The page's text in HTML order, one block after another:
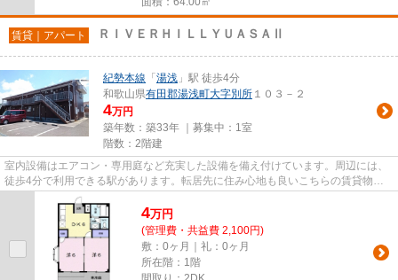
賃貸｜アパート ＲＩＶＥＲＨＩＬＬＹＵＡＳＡⅡ
紀勢本線 「 湯浅 」駅 徒歩4分
和歌山県有田郡湯浅町大字別所 １０３－２
4万円
築年数：築33年 ｜募集中： 1室
階数：2階建
室内設備はエアコン・専用庭など充実した設備を備え付けています。周辺には、
徒歩4分で利用できる駅があります。転居先に住み心地も良いこちらの賃貸物
件。充実した新生活を過ごしまし...
4万円
(管理費・共益費 2,100円)
敷：0ヶ月｜礼：0ヶ月
所在階：1階